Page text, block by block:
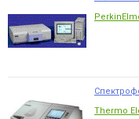
Thermo